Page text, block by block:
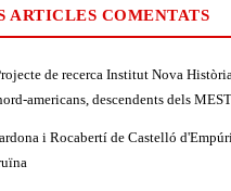
ARTICLES COMENTATS
de recerca Institut Nova
americans, descendents dels
i Rocabertí de Castelló